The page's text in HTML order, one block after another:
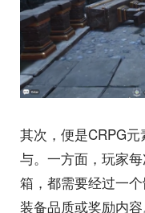
其次，便是CRPG元
与。一方面，玩家
箱，都需要经过一
装备品质或奖励内容